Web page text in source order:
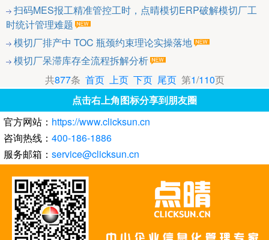
扫码MES报工精准管控工时，点晴模切ERP破解模切厂工
时统计管理难题
模切厂排产中 TOC 瓶颈约束理论实操落地
模切厂呆滞库存全流程拆解分析
共877条 首页 上页 下页 尾页第1/110页
点击右上角图标分享到朋友圈
官方网站： https://www.clicksun.cn
咨询热线： 400-186-1886
服务邮箱： service@clicksun.cn